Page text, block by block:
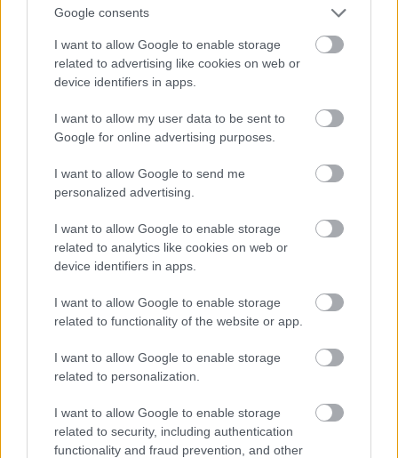
Google consents
I want to allow Google to enable storage
related to advertising like cookies on web or
device identifiers in apps.
I want to allow my user data to be sent to
Google for online advertising purposes.
I want to allow Google to send me
personalized advertising.
I want to allow Google to enable storage
related to analytics like cookies on web or
device identifiers in apps.
I want to allow Google to enable storage
related to functionality of the website or app.
I want to allow Google to enable storage
related to personalization.
I want to allow Google to enable storage
related to security, including authentication
functionality and fraud prevention, and other
Valentim Quaresma következik három modellel.
Fotó: Pedro Gomes / Getty Images Hungary
Jön még kép!